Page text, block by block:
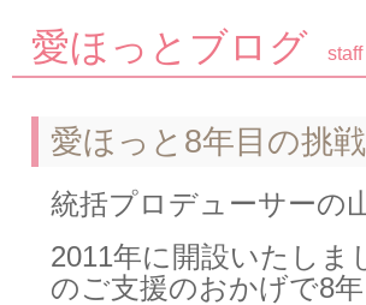
愛ほっとブログ
愛ほっと8年目の挑戦
統括プロデューサーの
2011年に開設いたしま
のご支援のおかげで8